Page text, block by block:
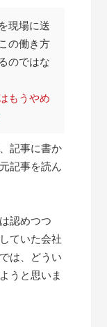
現場に送
の働き方
のではな
もうやめ
記事に書か
記事を読ん
認めつつ
ていた会社
は、どうい
うと思いま